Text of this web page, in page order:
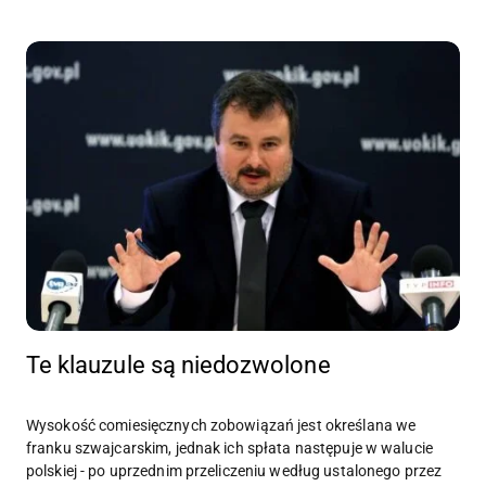
Te klauzule są niedozwolone
Wysokość comiesięcznych zobowiązań jest określana we
franku szwajcarskim, jednak ich spłata następuje w walucie
polskiej - po uprzednim przeliczeniu według ustalonego przez